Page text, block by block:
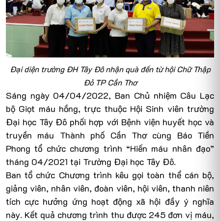
Đại diện trường ĐH Tây Đô nhận quà đến từ hội Chữ Thập
Đỏ TP Cần Thơ
Sáng ngày 04/04/2022, Ban Chủ nhiệm Câu Lạc
bộ Giọt máu hồng, trực thuộc Hội Sinh viên trường
Đại học Tây Đô phối hợp với Bệnh viện huyết học và
truyền máu Thành phố Cần Thơ cùng Báo Tiền
Phong tổ chức chương trình “Hiến máu nhân đạo”
tháng 04/2021 tại Trường Đại học Tây Đô.
Ban tổ chức Chương trình kêu gọi toàn thể cán bộ,
giảng viên, nhân viên, đoàn viên, hội viên, thanh niên
tích cực hưởng ứng hoạt động xã hội đầy ý nghĩa
này. Kết quả chương trình thu được 245 đơn vị máu,